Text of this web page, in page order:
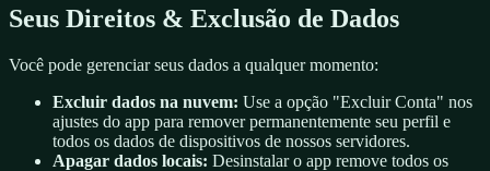
Seus Direitos & Exclusão de Dados
Você pode gerenciar seus dados a qualquer momento:
Excluir dados na nuvem: Use a opção "Excluir Conta" nos
ajustes do app para remover permanentemente seu perfil e
todos os dados de dispositivos de nossos servidores.
Apagar dados locais: Desinstalar o app remove todos os